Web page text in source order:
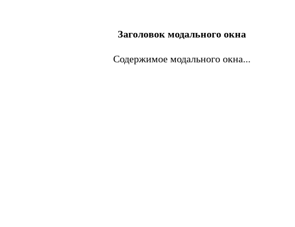
Заголовок модального окна
Содержимое модального окна...